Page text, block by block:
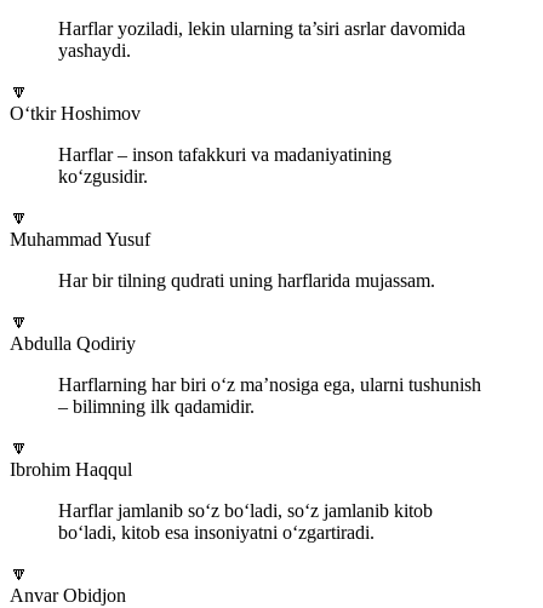
Harflar yoziladi, lekin ularning ta’siri asrlar davomida
yashaydi.
🔽
O‘tkir Hoshimov
Harflar – inson tafakkuri va madaniyatining
ko‘zgusidir.
🔽
Muhammad Yusuf
Har bir tilning qudrati uning harflarida mujassam.
🔽
Abdulla Qodiriy
Harflarning har biri o‘z ma’nosiga ega, ularni tushunish
– bilimning ilk qadamidir.
🔽
Ibrohim Haqqul
Harflar jamlanib so‘z bo‘ladi, so‘z jamlanib kitob
bo‘ladi, kitob esa insoniyatni o‘zgartiradi.
🔽
Anvar Obidjon